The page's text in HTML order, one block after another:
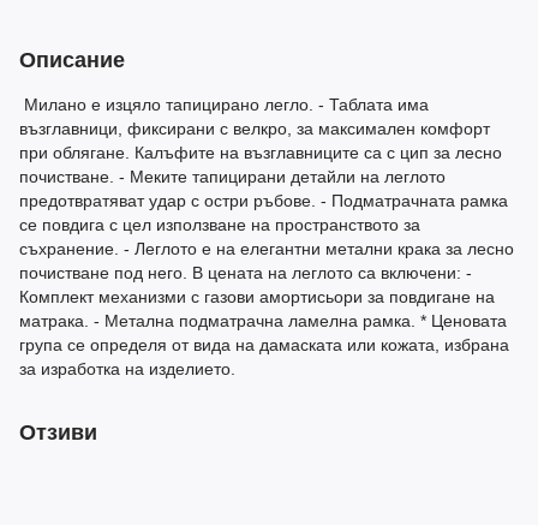
Описание
Милано е изцяло тапицирано легло. - Таблата има
възглавници, фиксирани с велкро, за максимален комфорт
при облягане. Калъфите на възглавниците са с цип за лесно
почистване. - Меките тапицирани детайли на леглото
предотвратяват удар с остри ръбове. - Подматрачната рамка
се повдига с цел използване на пространството за
съхранение. - Леглото е на елегантни метални крака за лесно
почистване под него. В цената на леглото са включени: -
Комплект механизми с газови амортисьори за повдигане на
матрака. - Метална подматрачна ламелна рамка. * Ценовата
група се определя от вида на дамаската или кожата, избрана
за изработка на изделието.
Отзиви